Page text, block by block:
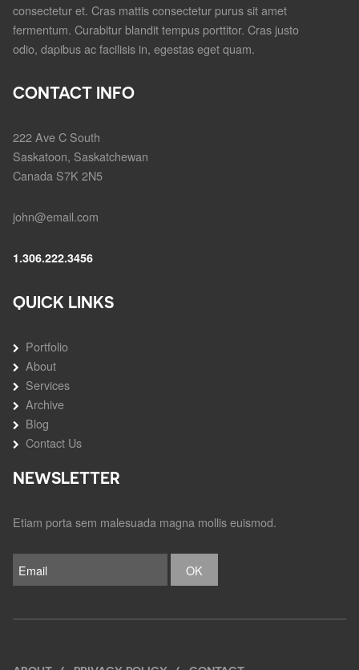
consectetur et. Cras mattis consectetur purus sit amet
fermentum. Curabitur blandit tempus porttitor. Cras justo
odio, dapibus ac facilisis in, egestas eget quam.
CONTACT INFO
222 Ave C South
Saskatoon, Saskatchewan
Canada S7K 2N5
john@email.com
1.306.222.3456
QUICK LINKS
Portfolio
About
Services
Archive
Blog
Contact Us
NEWSLETTER
Etiam porta sem malesuada magna mollis euismod.